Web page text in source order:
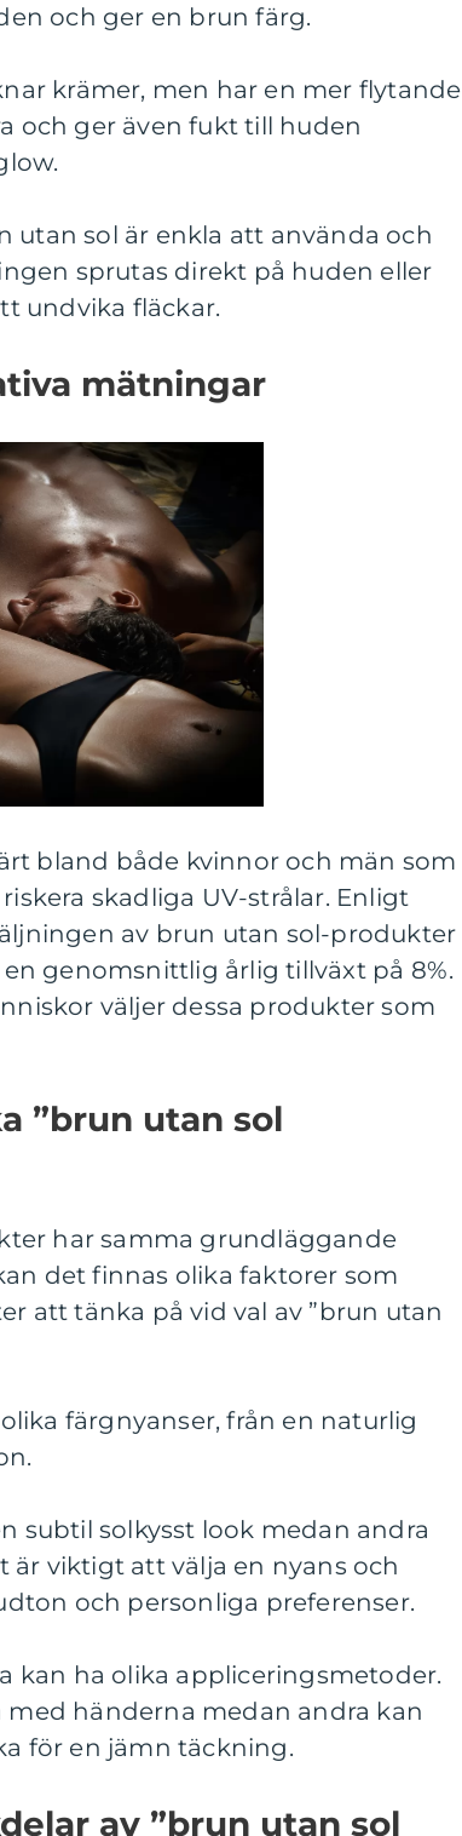
och ger en brun färg.
krämer, men har en mer flytande
och ger även fukt till huden
utan sol är enkla att använda och
sprutas direkt på huden eller
undvika fläckar.
mätningar
bland både kvinnor och män som
skadliga UV-strålar. Enligt
av brun utan sol-produkter
genomsnittlig årlig tillväxt på 8%.
väljer dessa produkter som
”brun utan sol
har samma grundläggande
det finnas olika faktorer som
att tänka på vid val av ”brun utan
färgnyanser, från en naturlig
subtil solkysst look medan andra
är viktigt att välja en nyans och
och personliga preferenser.
kan ha olika appliceringsmetoder.
med händerna medan andra kan
för en jämn täckning.
av ”brun utan sol